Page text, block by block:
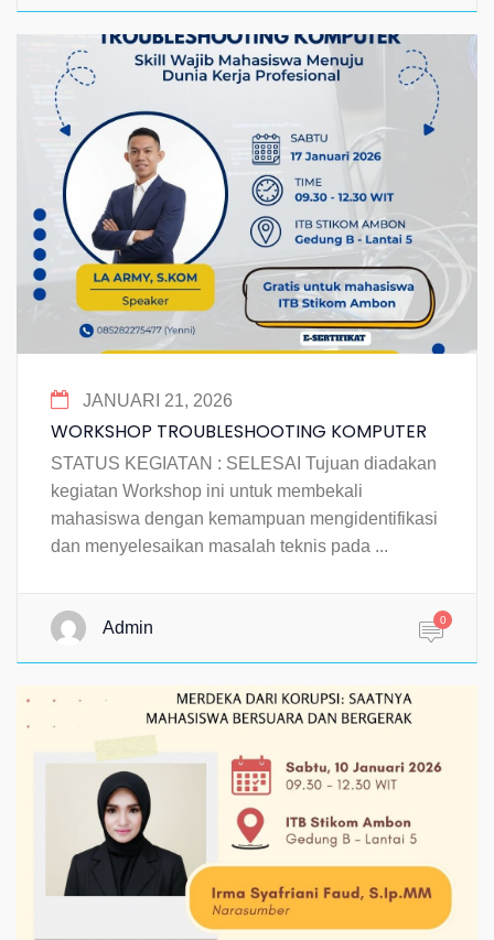
JANUARI 21, 2026
WORKSHOP TROUBLESHOOTING KOMPUTER
STATUS KEGIATAN : SELESAI Tujuan diadakan
kegiatan Workshop ini untuk membekali
mahasiswa dengan kemampuan mengidentifikasi
dan menyelesaikan masalah teknis pada ...
Admin 0